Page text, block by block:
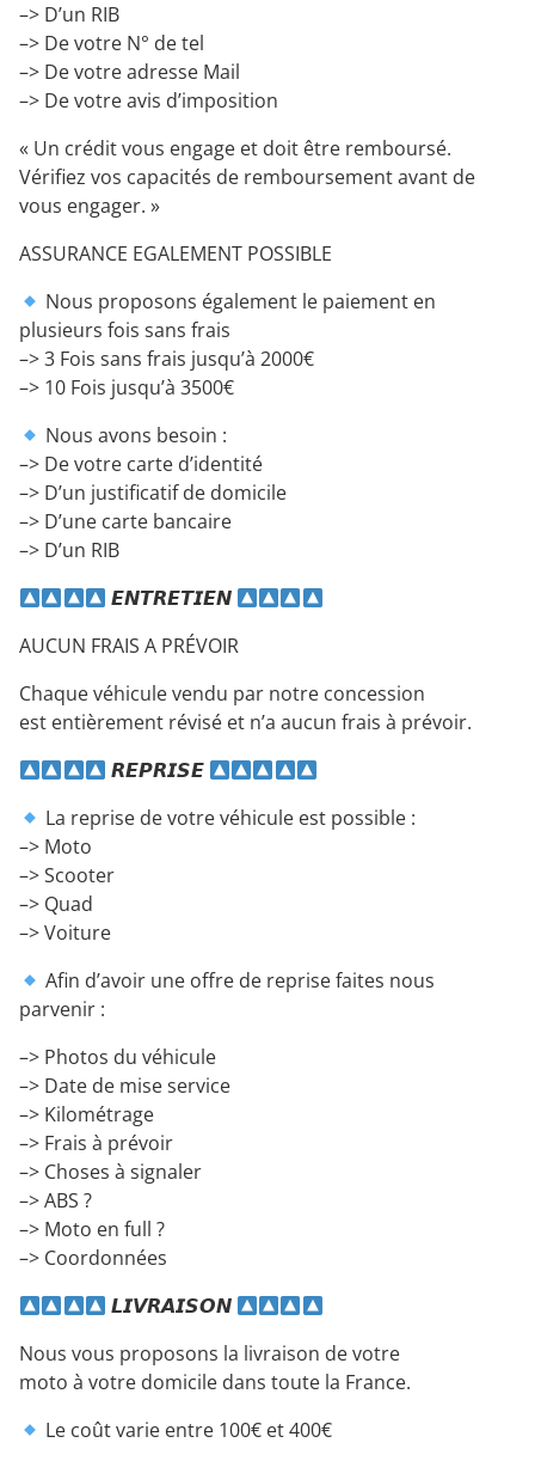
–> D’un RIB
–> De votre N° de tel
–> De votre adresse Mail
–> De votre avis d’imposition
« Un crédit vous engage et doit être remboursé.
Vérifiez vos capacités de remboursement avant de
vous engager. »
ASSURANCE EGALEMENT POSSIBLE
Nous proposons également le paiement en
plusieurs fois sans frais
–> 3 Fois sans frais jusqu’à 2000€
–> 10 Fois jusqu’à 3500€
Nous avons besoin :
–> De votre carte d’identité
–> D’un justificatif de domicile
–> D’une carte bancaire
–> D’un RIB
𝙀𝙉𝙏𝙍𝙀𝙏𝙄𝙀𝙉
AUCUN FRAIS A PRÉVOIR
Chaque véhicule vendu par notre concession
est entièrement révisé et n’a aucun frais à prévoir.
𝙍𝙀𝙋𝙍𝙄𝙎𝙀
La reprise de votre véhicule est possible :
–> Moto
–> Scooter
–> Quad
–> Voiture
Afin d’avoir une offre de reprise faites nous
parvenir :
–> Photos du véhicule
–> Date de mise service
–> Kilométrage
–> Frais à prévoir
–> Choses à signaler
–> ABS ?
–> Moto en full ?
–> Coordonnées
𝙇𝙄𝙑𝙍𝘼𝙄𝙎𝙊𝙉
Nous vous proposons la livraison de votre
moto à votre domicile dans toute la France.
Le coût varie entre 100€ et 400€